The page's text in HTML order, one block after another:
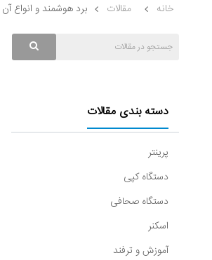
خانه مقالات برد هوشمند و انواع آن
دسته بندی مقالات
پرینتر
دستگاه کپی
دستگاه صحافی
اسکنر
آموزش و ترفند